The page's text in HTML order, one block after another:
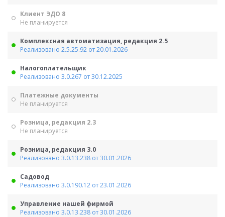
Клиент ЭДО 8
Не планируется
Комплексная автоматизация, редакция 2.5
Реализовано 2.5.25.92 от 20.01.2026
Налогоплательщик
Реализовано 3.0.267 от 30.12.2025
Платежные документы
Не планируется
Розница, редакция 2.3
Не планируется
Розница, редакция 3.0
Реализовано 3.0.13.238 от 30.01.2026
Садовод
Реализовано 3.0.190.12 от 23.01.2026
Управление нашей фирмой
Реализовано 3.0.13.238 от 30.01.2026